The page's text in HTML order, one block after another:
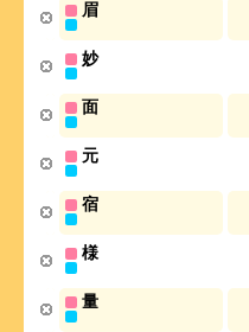
眉
妙
面
元
宿
様
量